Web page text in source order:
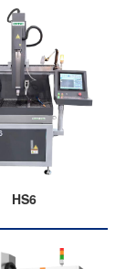
HS6